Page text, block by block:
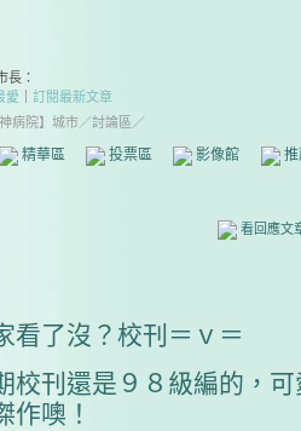
長：
愛
訂閱最新文章
神病院】城市／討論區／
精華區 投票區 影像館
看回應文
看了沒？校刊＝ｖ＝
校刊還是９８級編的，
作噢！